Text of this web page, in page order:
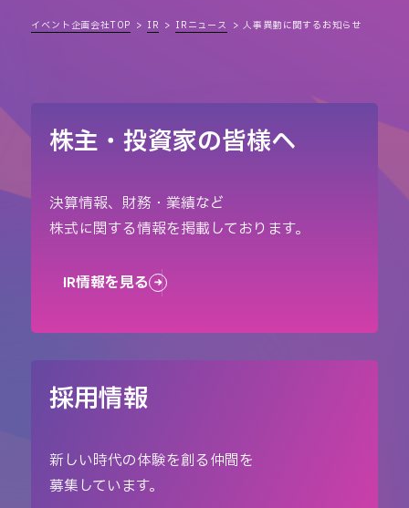
イベント企画会社TOP IR IRニュース 人事異動に関するお知らせ
株主・投資家の皆様へ
決算情報、財務・業績など
株式に関する情報を掲載しております。
IR情報を見る
採用情報
新しい時代の体験を創る仲間を
募集しています。